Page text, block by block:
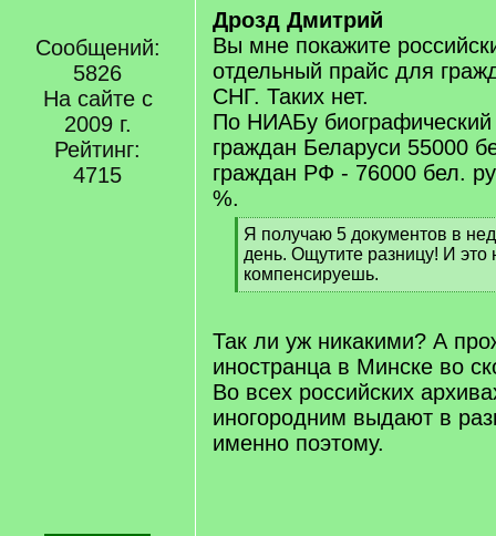
Сообщений:
5826
На сайте с
2009 г.
Рейтинг:
4715
Дрозд Дмитрий
Вы мне покажите
отдельный прайс для
СНГ. Таких нет.
По НИАБу биографический
граждан Беларуси 55000
граждан РФ - 76000 бел.
%.
[
q
]
Я получаю 5 документов в
день. Ощутите разницу! И это
компенсируешь.
[
q
]
Так ли уж никакими? А
иностранца в Минске во
Во всех российских
иногородним выдают в
именно поэтому.